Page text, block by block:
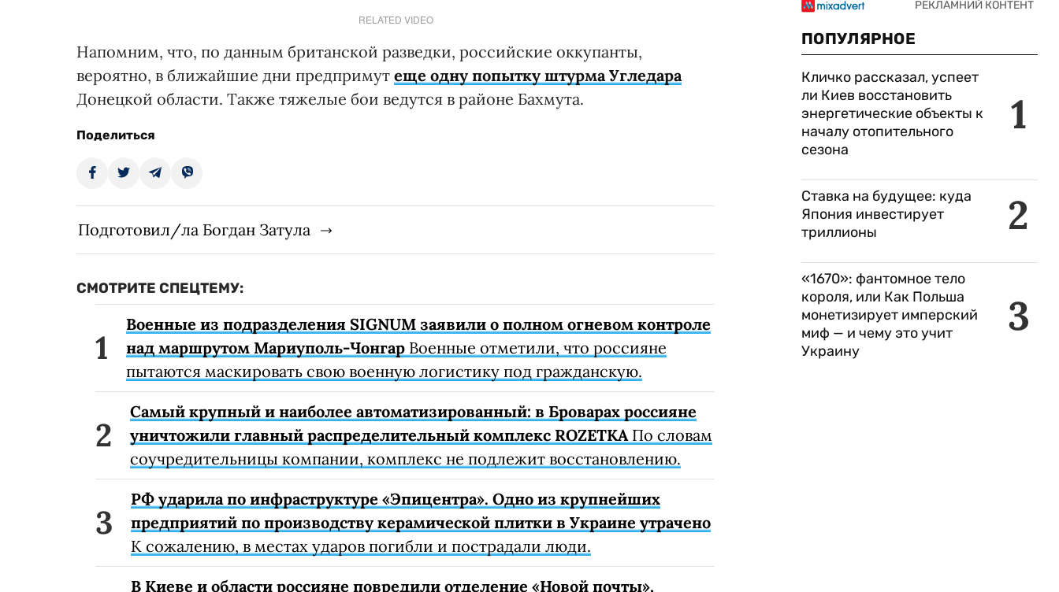
RELATED VIDEO
Напомним, что, по данным британской разведки, российские оккупанты,
вероятно, в ближайшие дни предпримут еще одну попытку штурма Угледара
Донецкой области. Также тяжелые бои ведутся в районе Бахмута.
Поделиться
Подготовил/ла Богдан Затула
СМОТРИТЕ СПЕЦТЕМУ:
Военные из подразделения SIGNUM заявили о полном огневом контроле
над маршрутом Мариуполь-Чонгар Военные отметили, что россияне
пытаются маскировать свою военную логистику под гражданскую.
Самый крупный и наиболее автоматизированный: в Броварах россияне
уничтожили главный распределительный комплекс ROZETKAПо словам
соучредительницы компании, комплекс не подлежит восстановлению.
РФ ударила по инфраструктуре «Эпицентра». Одно из крупнейших
предприятий по производству керамической плитки в Украине утрачено
К сожалению, в местах ударов погибли и пострадали люди.
В Киеве и области россияне повредили отделение «Новой почты»,
ПОПУЛЯРНОЕ
1
Кличко рассказал, успеет
ли Киев восстановить
энергетические объекты к
началу отопительного
сезона
2
Ставка на будущее: куда
Япония инвестирует
триллионы
3
«1670»: фантомное тело
короля, или Как Польша
монетизирует имперский
миф — и чему это учит
Украину